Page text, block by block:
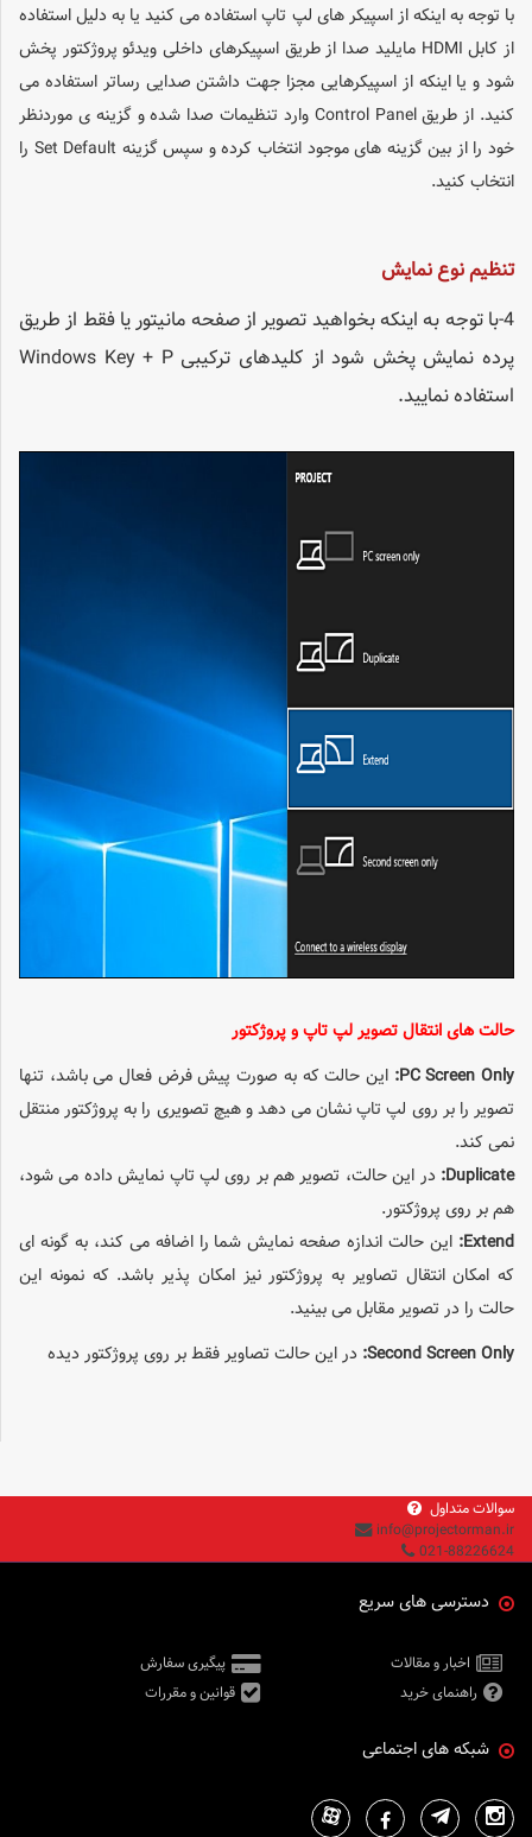
با توجه به اینکه از اسپیکر های لپ تاپ استفاده می کنید یا به دلیل استفاده
از کابل HDMI مایلید صدا از طریق اسپیکرهای داخلی ویدئو پروژکتور پخش
شود و یا اینکه از اسپیکرهایی مجزا جهت داشتن صدایی رساتر استفاده می
کنید. از طریق Control Panel وارد تنظیمات صدا شده و گزینه ی موردنظر
خود را از بین گزینه های موجود انتخاب کرده و سپس گزینه Set Default را
انتخاب کنید.
تنظیم نوع نمایش
4-با توجه به اینکه بخواهید تصویر از صفحه مانیتور یا فقط از طریق
پرده نمایش پخش شود از کلیدهای ترکیبی Windows Key + P
استفاده نمایید.
حالت های انتقال تصویر لپ تاپ و پروژکتور
PC Screen Only: این حالت که به صورت پیش فرض فعال می باشد، تنها
تصویر را بر روی لپ تاپ نشان می دهد و هیچ تصویری را به پروژکتور منتقل
نمی کند.
Duplicate: در این حالت، تصویر هم بر روی لپ تاپ نمایش داده می شود،
هم بر روی پروژکتور.
Extend: این حالت اندازه صفحه نمایش شما را اضافه می کند، به گونه ای
که امکان انتقال تصاویر به پروژکتور نیز امکان پذیر باشد. که نمونه این
حالت را در تصویر مقابل می بینید.
Second Screen Only: در این حالت تصاویر فقط بر روی پروژکتور دیده
سوالات متداول
info@projectorman.ir
021-88226624
دسترسی های سریع
اخبار و مقالات
پیگیری سفارش
راهنمای خرید
قوانین و مقررات
شبکه های اجتماعی